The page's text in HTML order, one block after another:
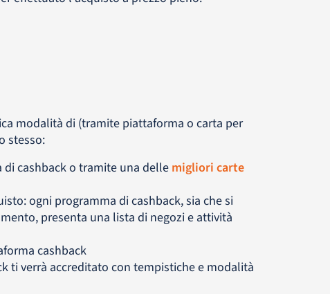
modalità di (tramite piattaforma o carta per
stesso:
cashback o tramite una delle migliori carte
ogni programma di cashback, sia che si
presenta una lista di negozi e attività
cashback
ti verrà accreditato con tempistiche e modalità